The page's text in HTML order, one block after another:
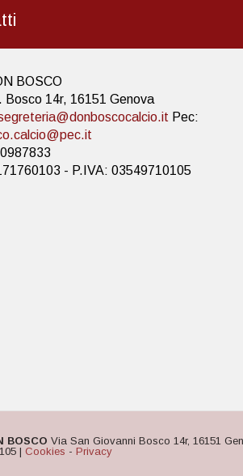
BOSCO
Bosco 14r, 16151 Genova
Pec:
- P.IVA: 03549710105
BOSCO Via San Giovanni Bosco 14r, 16151
| Cookies - Privacy